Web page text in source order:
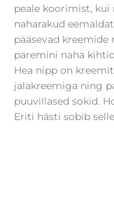
peale koorimist, kui
naharakud
pääsevad
paremini naha
Hea nipp on
jalakreemiga ning
puuvillased sokid.
Eriti hästi sobib